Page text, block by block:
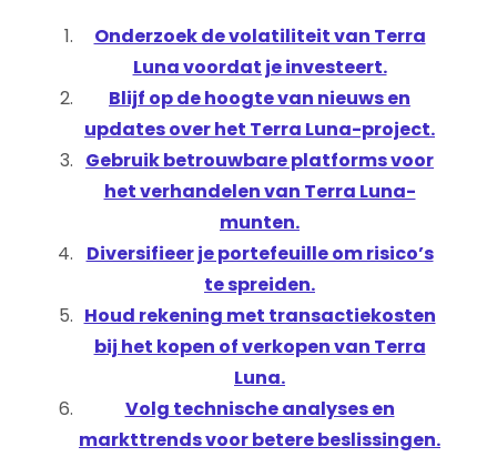
Onderzoek de volatiliteit van Terra
Luna voordat je investeert.
Blijf op de hoogte van nieuws en
updates over het Terra Luna-project.
Gebruik betrouwbare platforms voor
het verhandelen van Terra Luna-
munten.
Diversifieer je portefeuille om risico’s
te spreiden.
Houd rekening met transactiekosten
bij het kopen of verkopen van Terra
Luna.
Volg technische analyses en
markttrends voor betere beslissingen.